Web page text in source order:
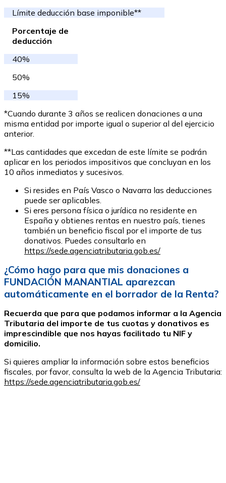
Límite deducción base imponible**
Porcentaje de
deducción
40%
50%
15%
*Cuando durante 3 años se realicen donaciones a una
misma entidad por importe igual o superior al del ejercicio
anterior.
**Las cantidades que excedan de este límite se podrán
aplicar en los periodos impositivos que concluyan en los
10 años inmediatos y sucesivos.
Si resides en País Vasco o Navarra las deducciones
puede ser aplicables.
Si eres persona física o jurídica no residente en
España y obtienes rentas en nuestro país, tienes
también un beneficio fiscal por el importe de tus
donativos. Puedes consultarlo en
https://sede.agenciatributaria.gob.es/
¿Cómo hago para que mis donaciones a
FUNDACIÓN MANANTIAL aparezcan
automáticamente en el borrador de la Renta?
Recuerda que para que podamos informar a la Agencia
Tributaria del importe de tus cuotas y donativos es
imprescindible que nos hayas facilitado tu NIF y
domicilio.
Si quieres ampliar la información sobre estos beneficios
fiscales, por favor, consulta la web de la Agencia Tributaria:
https://sede.agenciatributaria.gob.es/